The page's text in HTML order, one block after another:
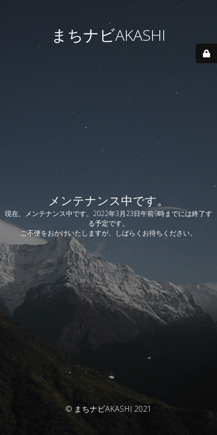
まちナビAKASHI
メンテナンス中です。
現在、メンテナンス中です。2022年3月23日午前9時までには終了す
る予定です。
ご不便をおかけいたしますが、しばらくお待ちください。
© まちナビAKASHI 2021